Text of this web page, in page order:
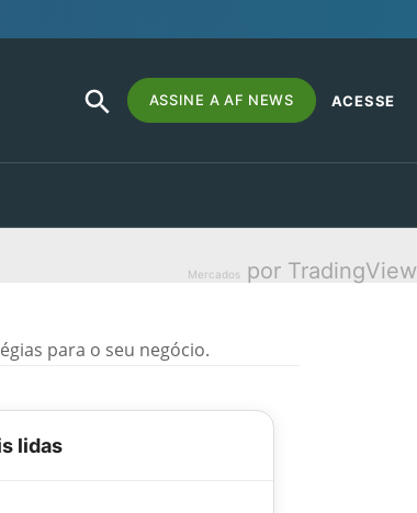
Search
for:
SEARCH
BUTTON
ASSINE A AF NEWS ACESSE
Mercados por TradingView
para o seu negócio.
lidas